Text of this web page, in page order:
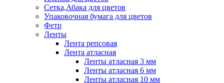
Сетка,Абака для цветов
Упаковочная бумага для цветов
Фетр
Ленты
Лента репсовая
Лента атласная
Ленты атласная 3 мм
Ленты атласная 6 мм
Ленты атласная 10 мм